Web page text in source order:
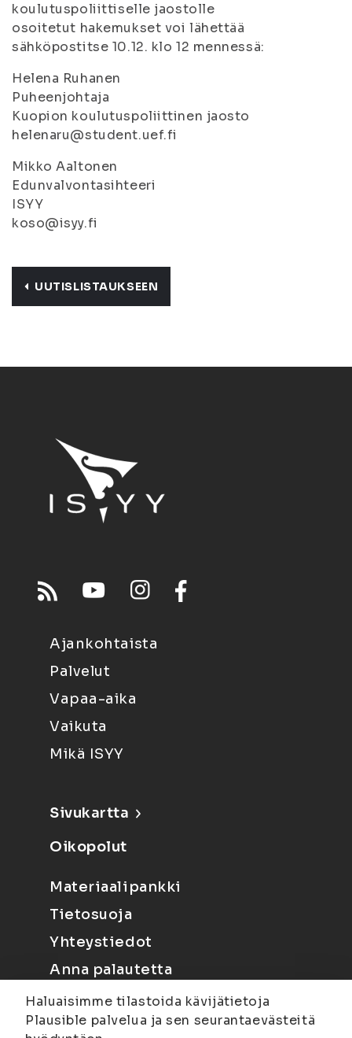
koulutuspoliittiselle jaostolle
osoitetut hakemukset voi lähettää
sähköpostitse 10.12. klo 12 mennessä:
Helena Ruhanen
Puheenjohtaja
Kuopion koulutuspoliittinen jaosto
helenaru@student.uef.fi
Mikko Aaltonen
Edunvalvontasihteeri
ISYY
koso@isyy.fi
UUTISLISTAUKSEEN
Ajankohtaista
Palvelut
Vapaa-aika
Vaikuta
Mikä ISYY
Sivukartta
Oikopolut
Materiaalipankki
Tietosuoja
Yhteystiedot
Anna palautetta
Haluaisimme tilastoida kävijätietoja
Plausible palvelua ja sen seurantaevästeitä